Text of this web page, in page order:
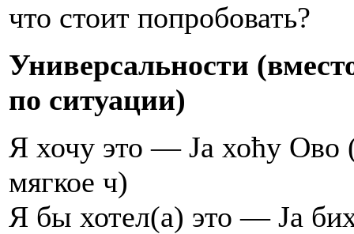
что стоит попробовать?
Универсальности
по ситуации)
Я хочу это — Jа хоћу Ово
мягкое ч)
Я бы хотел(а) это — Jа